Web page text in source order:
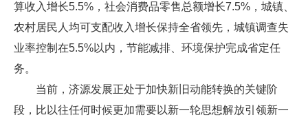
算收入增长5.5%，社会消费品零售总额增长7.5%，城镇、
农村居民人均可支配收入增长保持全省领先，城镇调查失
业率控制在5.5%以内，节能减排、环境保护完成省定任
务。
当前，济源发展正处于加快新旧动能转换的关键阶
段，比以往任何时候更加需要以新一轮思想解放引领新一